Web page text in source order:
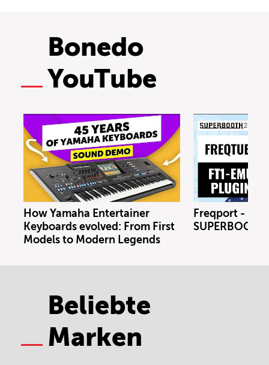
Bonedo
YouTube
How Yamaha Entertainer
Keyboards evolved: From First
Models to Modern Legends
Freqport -
Beliebte
Marken